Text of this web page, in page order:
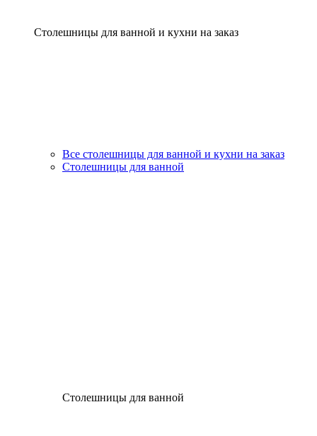
Столешницы для ванной и кухни на заказ
Все столешницы для ванной и кухни на заказ
Столешницы для ванной
Столешницы для ванной